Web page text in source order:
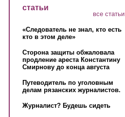
статьи
все статьи
«Следователь не знал, кто есть
кто в этом деле»
Сторона защиты обжаловала
продление ареста Константину
Смирнову до конца августа
Путеводитель по уголовным
делам рязанских журналистов.
Журналист? Будешь сидеть